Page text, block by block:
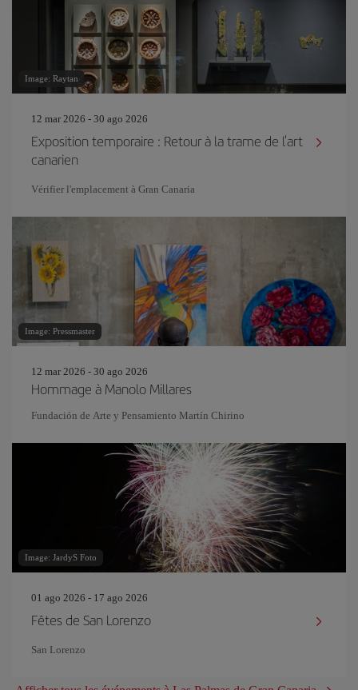
Image: Raytan
12 mar 2026 - 30 ago 2026
Exposition temporaire : Retour à la trame de l'art
canarien
Vérifier l'emplacement à Gran Canaria
Image: Pressmaster
12 mar 2026 - 30 ago 2026
Hommage à Manolo Millares
Fundación de Arte y Pensamiento Martín Chirino
Image: JardyS Foto
01 ago 2026 - 17 ago 2026
Fêtes de San Lorenzo
San Lorenzo